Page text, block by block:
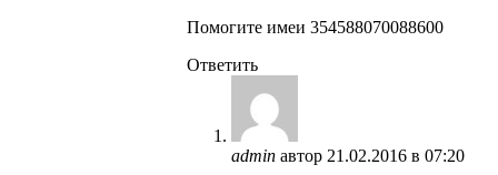
Помогите имеи 354588070088600
Ответить
admin автор 21.02.2016 в 07:20